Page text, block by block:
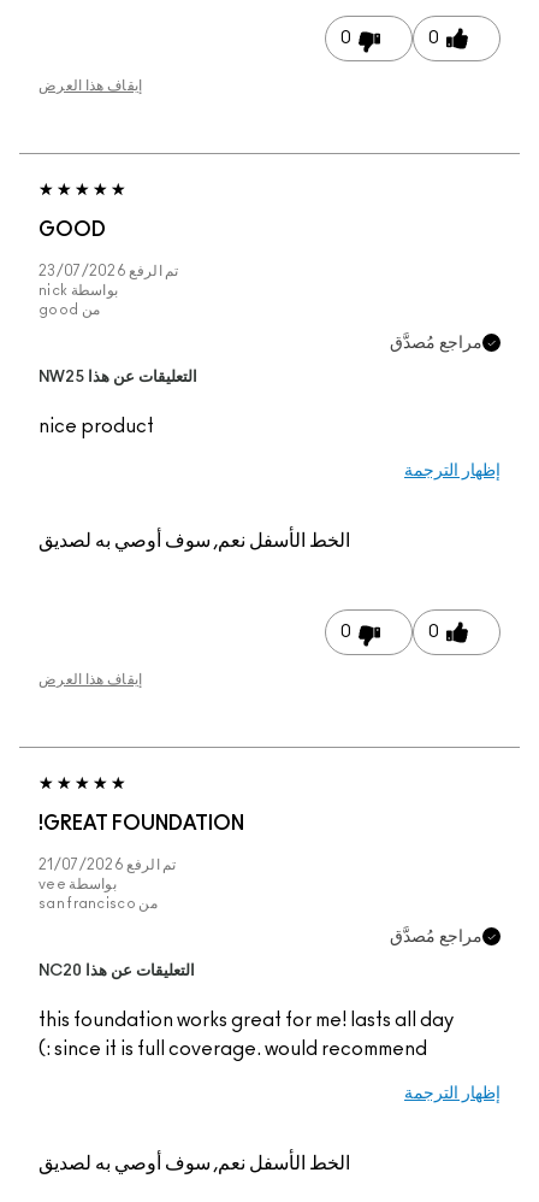
0
0
إيقاف هذا العرض
GOOD
تم الرفع 23/07/2026
بواسطة nick
من good
مراجع مُصدَّق
التعليقات عن هذا NW25
nice product
إظهار الترجمة
الخط الأسفلنعم, سوف أوصي به لصديق
0
0
إيقاف هذا العرض
GREAT FOUNDATION!
تم الرفع 21/07/2026
بواسطة vee
من san francisco
مراجع مُصدَّق
التعليقات عن هذا NC20
this foundation works great for me! lasts all day
since it is full coverage. would recommend :)
إظهار الترجمة
الخط الأسفلنعم, سوف أوصي به لصديق